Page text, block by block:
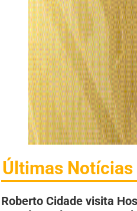
Últimas Notícias
Roberto Cidade visita